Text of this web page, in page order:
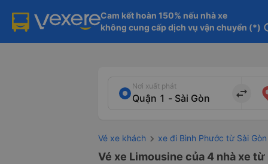
Cam kết hoàn 150% nếu nhà xe
không cung cấp dịch vụ vận chuyển (*)
Nơi xuất phát
import_export
Vé xe khách xe đi Bình Phước từ Sài Gòn
Vé xe Limousine của 4 nhà xe